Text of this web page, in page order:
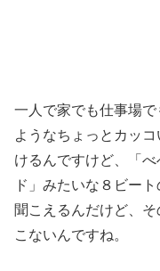
一人で家でも仕事場
ようなちょっとカッ
けるんですけど、「
ド」みたいな８ビー
聞こえるんだけど、
こないんですね。